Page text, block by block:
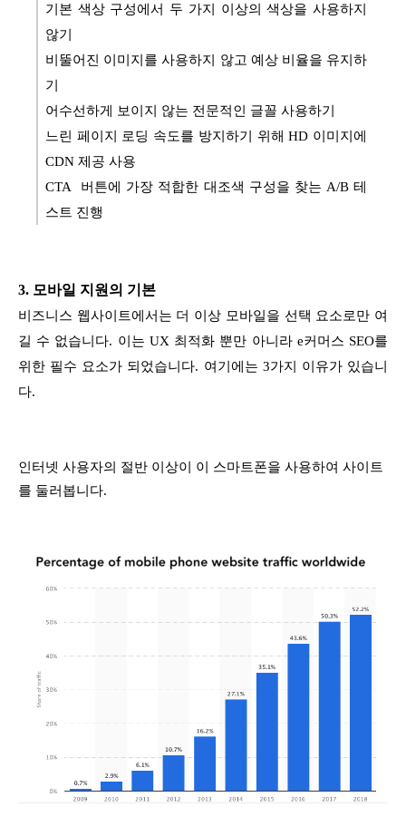
기본 색상 구성에서 두 가지 이상의 색상을 사용하지
않기
비뚤어진 이미지를 사용하지 않고 예상 비율을 유지하
기
어수선하게 보이지 않는 전문적인 글꼴 사용하기
느린 페이지 로딩 속도를 방지하기 위해 HD 이미지에
CDN 제공 사용
CTA 버튼에 가장 적합한 대조색 구성을 찾는 A/B 테
스트 진행
3. 모바일 지원의 기본
비즈니스 웹사이트에서는 더 이상 모바일을 선택 요소로만 여
길 수 없습니다. 이는 UX 최적화 뿐만 아니라 e커머스 SEO를
위한 필수 요소가 되었습니다. 여기에는 3가지 이유가 있습니
다.
인터넷 사용자의 절반 이상이 이 스마트폰을 사용하여 사이트
를 둘러봅니다.